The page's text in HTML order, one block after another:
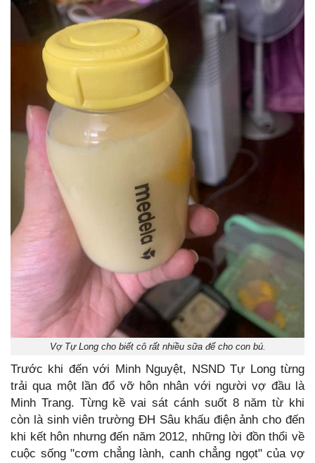
Vợ Tự Long cho biết cô rất nhiều sữa để cho con bú.
Trước khi đến với Minh Nguyệt, NSND Tự Long từng
trải qua một lần đổ vỡ hôn nhân với người vợ đầu là
Minh Trang. Từng kề vai sát cánh suốt 8 năm từ khi
còn là sinh viên trường ĐH Sâu khấu điện ảnh cho đến
khi kết hôn nhưng đến năm 2012, những lời đồn thổi về
cuộc sống "cơm chẳng lành, canh chẳng ngọt" của vợ